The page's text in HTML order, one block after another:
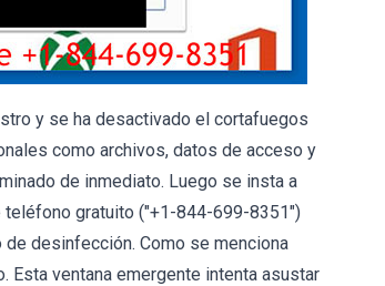
y se ha desactivado el cortafuegos
como archivos, datos de acceso y
de inmediato. Luego se insta a
gratuito ("+1-844-699-8351")
desinfección. Como se menciona
Esta ventana emergente intenta asustar